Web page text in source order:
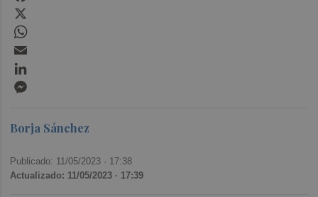
Borja Sánchez
Publicado: 11/05/2023 · 17:38
Actualizado: 11/05/2023 · 17:39